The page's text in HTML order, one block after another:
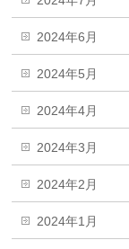
2024年6月
2024年5月
2024年4月
2024年3月
2024年2月
2024年1月